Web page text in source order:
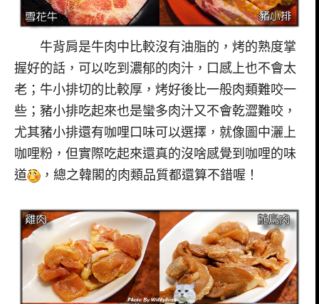
牛背肩是牛肉中比較沒有油脂的，烤的熟度掌
握好的話，可以吃到濃郁的肉汁，口感上也不會太
老；牛小排切的比較厚，烤好後比一般肉類難咬一
些；豬小排吃起來也是蠻多肉汁又不會乾澀難咬，
尤其豬小排還有咖哩口味可以選擇，就像圖中灑上
咖哩粉，但實際吃起來還真的沒啥感覺到咖哩的味
道
，總之韓閣的肉類品質都還算不錯喔！